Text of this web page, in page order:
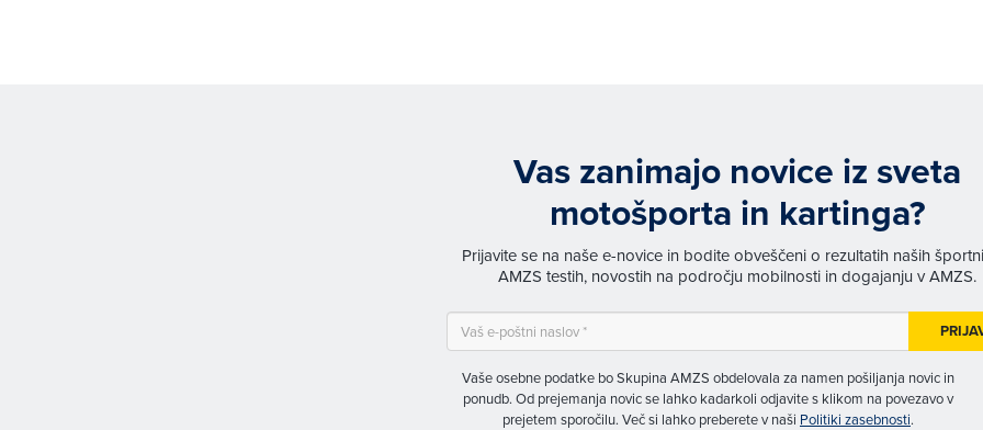
Vas zanimajo novice iz sveta
motošporta in kartinga?
Prijavite se na naše e-novice in bodite obveščeni o rezultatih naših
AMZS testih, novostih na področju mobilnosti in dogajanju v AMZS.
Vaše osebne podatke bo Skupina AMZS obdelovala za namen pošiljanja novic in
ponudb. Od prejemanja novic se lahko kadarkoli odjavite s klikom na povezavo v
prejetem sporočilu. Več si lahko preberete v naši Politiki zasebnosti.